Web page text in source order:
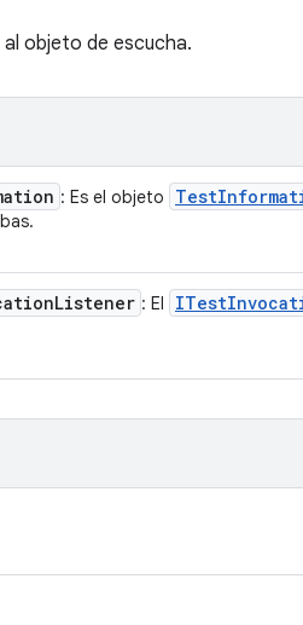
objeto de escucha.
: Es el objeto Test
Listener : El ITest